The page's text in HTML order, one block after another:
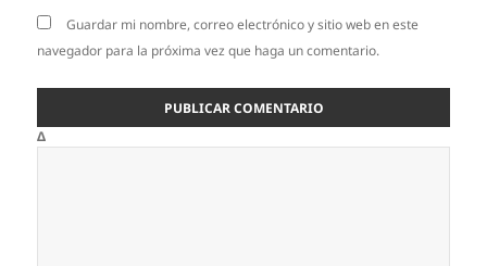
Guardar mi nombre, correo electrónico y sitio web en este
navegador para la próxima vez que haga un comentario.
Δ